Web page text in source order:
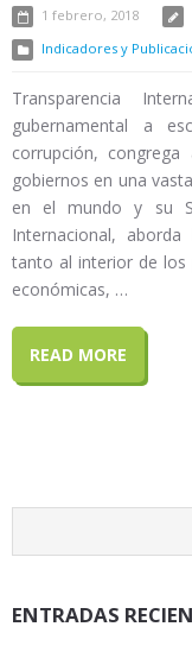
1 febrero, 2018
Indicadores y
Transparencia
gubernamental a
corrupción,
gobiernos en una
en el mundo y su
Internacional,
tanto al interior de los
económicas, …
READ MORE
ENTRADAS